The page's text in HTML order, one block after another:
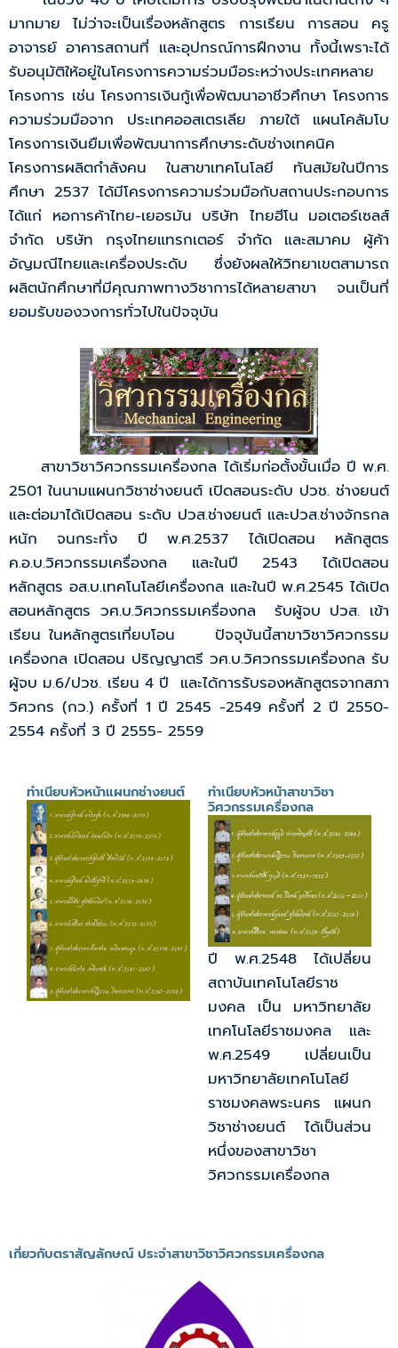
มากมาย ไม่ว่าจะเป็นเรื่องหลักสูตร การเรียน การสอน ครู
อาจารย์ อาคารสถานที่ และอุปกรณ์การฝึกงาน ทั้งนี้เพราะได้
รับอนุมัติให้อยู่ในโครงการความร่วมมือระหว่างประเทศหลาย
โครงการ เช่น โครงการเงินกู้เพื่อพัฒนาอาชีวศึกษา โครงการ
ความร่วมมือจาก ประเทศออสเตรเลีย ภายใต้ แผนโคลัมโบ
โครงการเงินยืมเพื่อพัฒนาการศึกษาระดับช่างเทคนิค
โครงการผลิตกำลังคน ในสาขาเทคโนโลยี ทันสมัยในปีการ
ศึกษา 2537 ได้มีโครงการความร่วมมือกับสถานประกอบการ
ได้แก่ หอการค้าไทย-เยอรมัน บริษัท ไทยฮีโน มอเตอร์เซลส์
จำกัด บริษัท กรุงไทยแทรกเตอร์ จำกัด และสมาคม ผู้ค้า
อัญมณีไทยและเครื่องประดับ ซึ่งยังผลให้วิทยาเขตสามารถ
ผลิตนักศึกษาที่มีคุณภาพทางวิชาการได้หลายสาขา จนเป็นที่
ยอมรับของวงการทั่วไปในปัจจุบัน
สาขาวิชาวิศวกรรมเครื่องกล ได้เริ่มก่อตั้งขั้นเมื่อ ปี พ.ศ.
2501 ในนามแผนกวิชาช่างยนต์ เปิดสอนระดับ ปวช. ช่างยนต์
และต่อมาได้เปิดสอน ระดับ ปวส.ช่างยนต์ และปวส.ช่างจักรกล
หนัก จนกระทั่ง ปี พ.ศ.2537 ได้เปิดสอน หลักสูตร
ค.อ.บ.วิศวกรรมเครื่องกล และในปี 2543 ได้เปิดสอน
หลักสูตร อส.บ.เทคโนโลยีเครื่องกล และในปี พ.ศ.2545 ได้เปิด
สอนหลักสูตร วศ.บ.วิศวกรรมเครื่องกล รับผู้จบ ปวส. เข้า
เรียน ในหลักสูตรเที่ยบโอน ปัจจุบันนี้สาขาวิชาวิศวกรรม
เครื่องกล เปิดสอน ปริญญาตรี วศ.บ.วิศวกรรมเครื่องกล รับ
ผู้จบ ม.6/ปวช. เรียน 4 ปี และได้การรับรองหลักสูตรจากสภา
วิศวกร (กว.) ครั้งที่ 1 ปี 2545 -2549 ครั้งที่ 2 ปี 2550-
2554 ครั้งที่ 3 ปี 2555- 2559
ทำเนียบหัวหน้าแผนกช่างยนต์ ทำเนียบหัวหน้าสาขาวิชา
วิศวกรรมเครื่องกล
ปี พ.ศ.2548 ได้เปลี่ยน
สถาบันเทคโนโลยีราช
มงคล เป็น มหาวิทยาลัย
เทคโนโลยีราชมงคล และ
พ.ศ.2549 เปลี่ยนเป็น
มหาวิทยาลัยเทคโนโลยี
ราชมงคลพระนคร แผนก
วิชาช่างยนต์ ได้เป็นส่วน
หนึ่งของสาขาวิชา
วิศวกรรมเครื่องกล
เกี่ยวกับตราสัญลักษณ์ ประจำสาขาวิชาวิศวกรรมเครื่องกล